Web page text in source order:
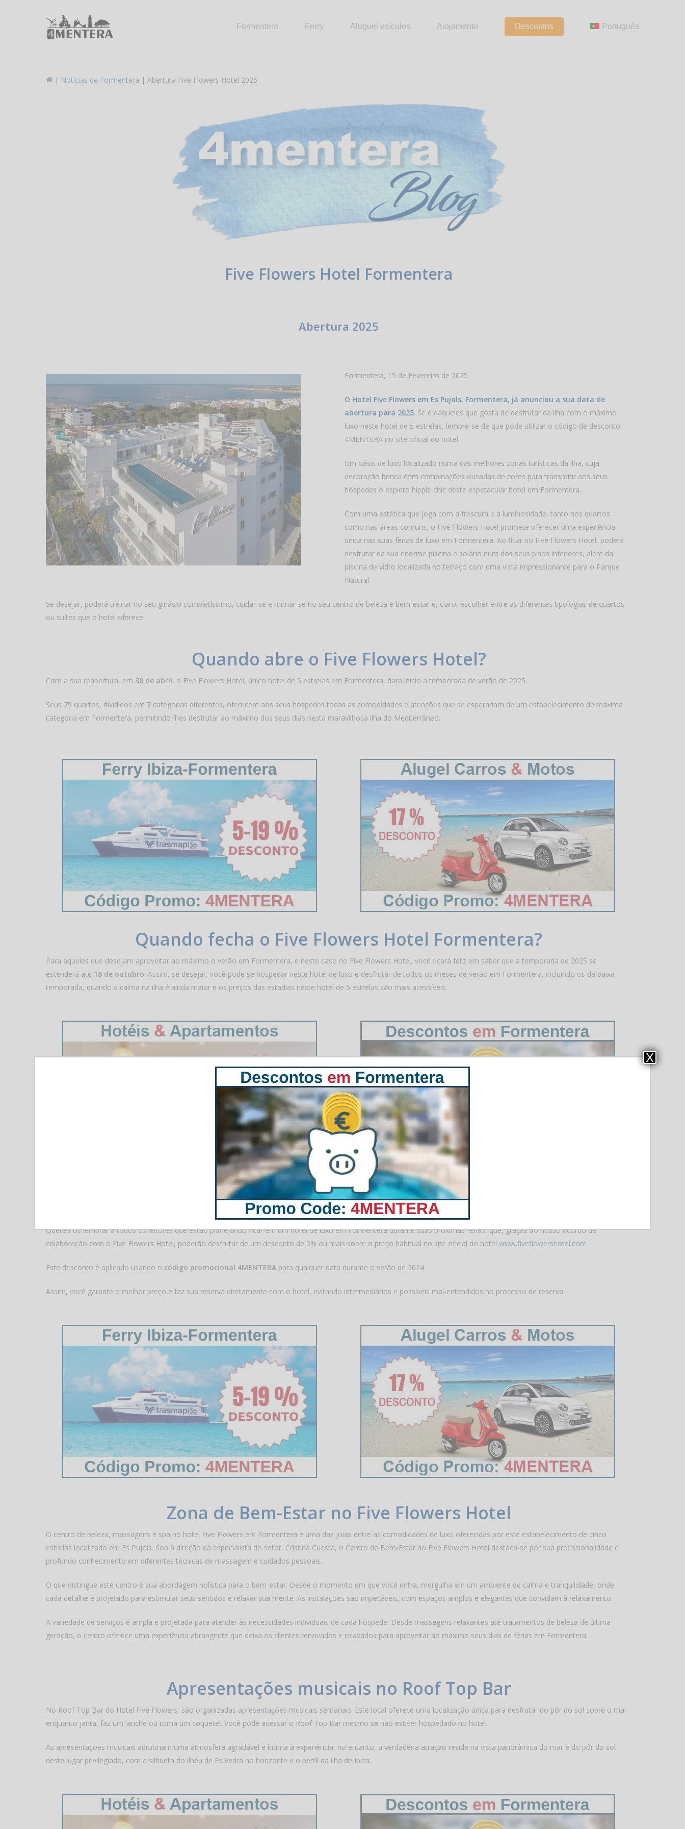
Formentera Ferry Aluguel veículos Alojamento Descontos Português
| Notícias de Formentera | Abertura Five Flowers Hotel 2025
Five Flowers Hotel Formentera
Abertura 2025
Formentera, 15 de Fevereiro de 2025
O Hotel Five Flowers em Es Pujols, Formentera, já anunciou a sua data de
abertura para 2025. Se é daqueles que gosta de desfrutar da ilha com o máximo
luxo neste hotel de 5 estrelas, lembre-se de que pode utilizar o código de desconto
4MENTERA no site oficial do hotel.
Um oásis de luxo localizado numa das melhores zonas turísticas da ilha, cuja
decoração brinca com combinações ousadas de cores para transmitir aos seus
hóspedes o espírito hippie chic deste espetacular hotel em Formentera.
Com uma estética que joga com a frescura e a luminosidade, tanto nos quartos
como nas áreas comuns, o Five Flowers Hotel promete oferecer uma experiência
única nas suas férias de luxo em Formentera. Ao ficar no Five Flowers Hotel, poderá
desfrutar da sua enorme piscina e solário num dos seus pisos inferiores, além da
piscina de vidro localizada no terraço com uma vista impressionante para o Parque
Natural.
Se desejar, poderá treinar no seu ginásio completíssimo, cuidar-se e mimar-se no seu centro de beleza e bem-estar e, claro, escolher entre as diferentes tipologias de quartos
ou suítes que o hotel oferece.
Quando abre o Five Flowers Hotel?
Com a sua reabertura, em 30 de abril, o Five Flowers Hotel, único hotel de 5 estrelas em Formentera, dará início à temporada de verão de 2025.
Seus 79 quartos, divididos em 7 categorias diferentes, oferecem aos seus hóspedes todas as comodidades e atenções que se esperariam de um estabelecimento de máxima
categoria em Formentera, permitindo-lhes desfrutar ao máximo dos seus dias nesta maravilhosa ilha do Mediterrâneo.
Quando fecha o Five Flowers Hotel Formentera?
Para aqueles que desejam aproveitar ao máximo o verão em Formentera, e neste caso no Five Flowers Hotel, você ficará feliz em saber que a temporada de 2025 se
estenderá até 18 de outubro. Assim, se desejar, você pode se hospedar neste hotel de luxo e desfrutar de todos os meses de verão em Formentera, incluindo os da baixa
temporada, quando a calma na ilha é ainda maior e os preços das estadias neste hotel de 5 estrelas são mais acessíveis.
Código de desconto 4MENTERA no site oficial
Queremos lembrar a todos os leitores que estão planejando ficar em um hotel de luxo em Formentera durante suas próximas férias, que, graças ao nosso acordo de
colaboração com o Five Flowers Hotel, poderão desfrutar de um desconto de 5% ou mais sobre o preço habitual no site oficial do hotelwww.fiveflowershotel.com
Este desconto é aplicado usando o código promocional 4MENTERA para qualquer data durante o verão de 2024.
Assim, você garante o melhor preço e faz sua reserva diretamente com o hotel, evitando intermediários e possíveis mal-entendidos no processo de reserva.
Zona de Bem-Estar no Five Flowers Hotel
O centro de beleza, massagens e spa no hotel Five Flowers em Formentera é uma das joias entre as comodidades de luxo oferecidas por este estabelecimento de cinco
estrelas localizado em Es Pujols. Sob a direção da especialista do setor, Cristina Cuesta, o Centro de Bem-Estar do Five Flowers Hotel destaca-se por sua profissionalidade e
profundo conhecimento em diferentes técnicas de massagem e cuidados pessoais.
O que distingue este centro é sua abordagem holística para o bem-estar. Desde o momento em que você entra, mergulha em um ambiente de calma e tranquilidade, onde
cada detalhe é projetado para estimular seus sentidos e relaxar sua mente. As instalações são impecáveis, com espaços amplos e elegantes que convidam à relaxamento.
A variedade de serviços é ampla e projetada para atender às necessidades individuais de cada hóspede. Desde massagens relaxantes até tratamentos de beleza de última
geração, o centro oferece uma experiência abrangente que deixa os clientes renovados e relaxados para aproveitar ao máximo seus dias de férias em Formentera.
Apresentações musicais no Roof Top Bar
No Roof Top Bar do Hotel Five Flowers, são organizadas apresentações musicais semanais. Este local oferece uma localização única para desfrutar do pôr do sol sobre o mar
enquanto janta, faz um lanche ou toma um coquetel. Você pode acessar o Roof Top Bar mesmo se não estiver hospedado no hotel.
As apresentações musicais adicionam uma atmosfera agradável e íntima à experiência, no entanto, a verdadeira atração reside na vista panorâmica do mar e do pôr do sol
deste lugar privilegiado, com a silhueta do ilhéu de Es Vedrà no horizonte e o perfil da ilha de Ibiza.
X